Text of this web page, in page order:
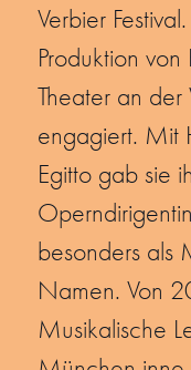
Verbier
Produktion
Theater an
engagiert. Mit
Egitto gab sie
besonders als
Namen. Von
Musikalische